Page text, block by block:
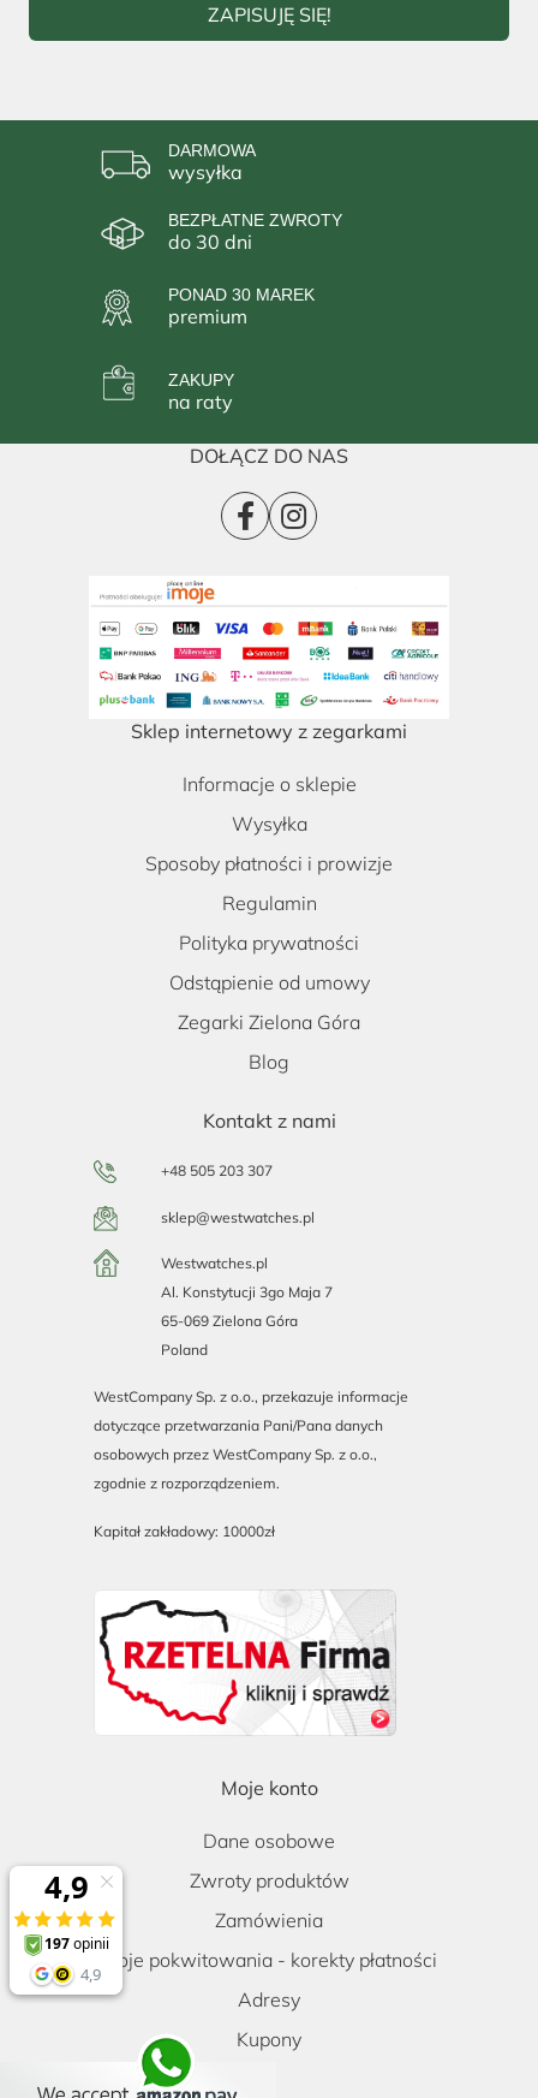
ZAPISUJĘ SIĘ!
DARMOWA
wysyłka
BEZPŁATNE ZWROTY
do 30 dni
PONAD 30 MAREK
premium
ZAKUPY
na raty
DOŁĄCZ DO NAS
Sklep internetowy z zegarkami
Informacje o sklepie
Wysyłka
Sposoby płatności i prowizje
Regulamin
Polityka prywatności
Odstąpienie od umowy
Zegarki Zielona Góra
Blog
Kontakt z nami
+48 505 203 307
sklep@westwatches.pl
Westwatches.pl
Al. Konstytucji 3go Maja 7
65-069 Zielona Góra
Poland
WestCompany Sp. z o.o., przekazuje informacje
dotyczące przetwarzania Pani/Pana danych
osobowych przez WestCompany Sp. z o.o.,
zgodnie z rozporządzeniem.
Kapitał zakładowy: 10000zł
Moje konto
Dane osobowe
Zwroty produktów
Zamówienia
Moje pokwitowania - korekty płatności
Adresy
Kupony